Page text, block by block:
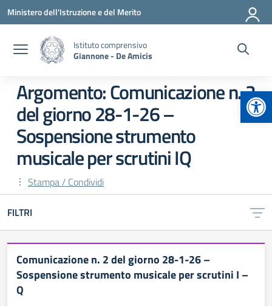
Vai ai contenuti
Vai al menu di navigazione
Vai al footer
Ministero dell'Istruzione e del Merito
Istituto comprensivo
Giannone - De Amicis
Argomento: Comunicazione n. 2
del giorno 28-1-26 –
Sospensione strumento
musicale per scrutini IQ
Stampa / Condividi
FILTRI
Comunicazione n. 2 del giorno 28-1-26 –
Sospensione strumento musicale per scrutini I –
Q